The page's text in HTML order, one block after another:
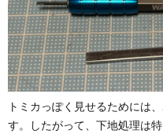
トミカっぽく見せるためには
す。したがって、下地処理は